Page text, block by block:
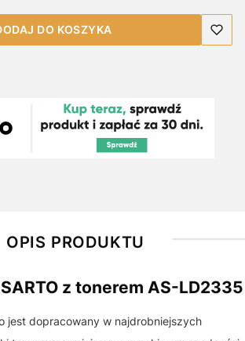
DO KOSZYKA
OPIS PRODUKTU
z tonerem AS-LD2335
jest dopracowany w najdrobniejszych